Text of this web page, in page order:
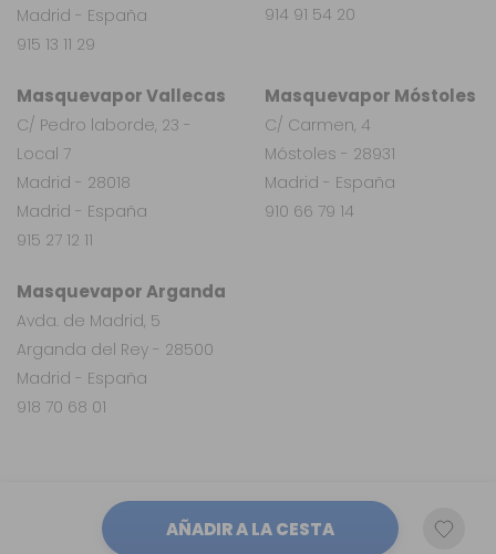
AÑADIR A LA CESTA
Masquevapor Arganda
Avda. de Madrid, 5
Arganda del Rey - 28500
Madrid - España
918 70 68 01
Madrid - España
915 13 11 29
Masquevapor Vallecas
C/ Pedro laborde, 23 -
Local 7
Madrid - 28018
Madrid - España
915 27 12 11
Masquevapor Móstoles
C/ Carmen, 4
Móstoles - 28931
Madrid - España
910 66 79 14
914 91 54 20